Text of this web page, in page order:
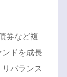
券など複
ンドを成長
バランス